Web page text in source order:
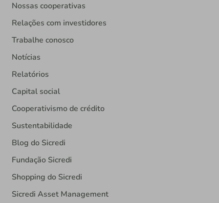
Nossas cooperativas
Relações com investidores
Trabalhe conosco
Notícias
Relatórios
Capital social
Cooperativismo de crédito
Sustentabilidade
Blog do Sicredi
Fundação Sicredi
Shopping do Sicredi
Sicredi Asset Management